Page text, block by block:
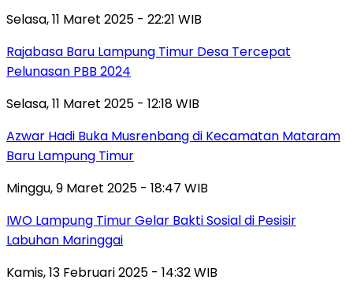
Selasa, 11 Maret 2025 - 22:21 WIB
Rajabasa Baru Lampung Timur Desa Tercepat
Pelunasan PBB 2024
Selasa, 11 Maret 2025 - 12:18 WIB
Azwar Hadi Buka Musrenbang di Kecamatan Mataram
Baru Lampung Timur
Minggu, 9 Maret 2025 - 18:47 WIB
IWO Lampung Timur Gelar Bakti Sosial di Pesisir
Labuhan Maringgai
Kamis, 13 Februari 2025 - 14:32 WIB